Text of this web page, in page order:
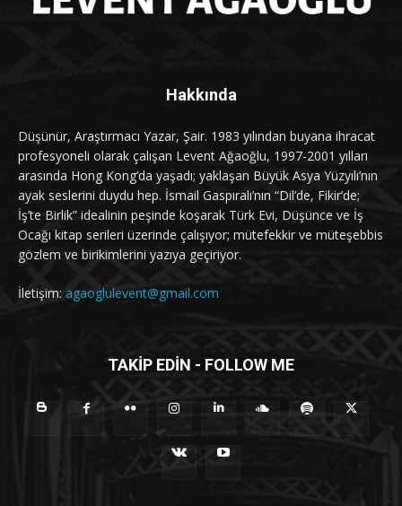
Hakkında
Düşünür, Araştırmacı Yazar, Şair. 1983 yılından buyana ihracat
profesyoneli olarak çalışan Levent Ağaoğlu, 1997-2001 yılları
arasında Hong Kong’da yaşadı; yaklaşan Büyük Asya Yüzyılı’nın
ayak seslerini duydu hep. İsmail Gaspıralı’nın “Dil’de, Fikir’de;
İş’te Birlik” idealinin peşinde koşarak Türk Evi, Düşünce ve İş
Ocağı kitap serileri üzerinde çalışıyor; mütefekkir ve müteşebbis
gözlem ve birikimlerini yazıya geçiriyor.
İletişim: agaoglulevent@gmail.com
TAKİP EDİN - FOLLOW ME